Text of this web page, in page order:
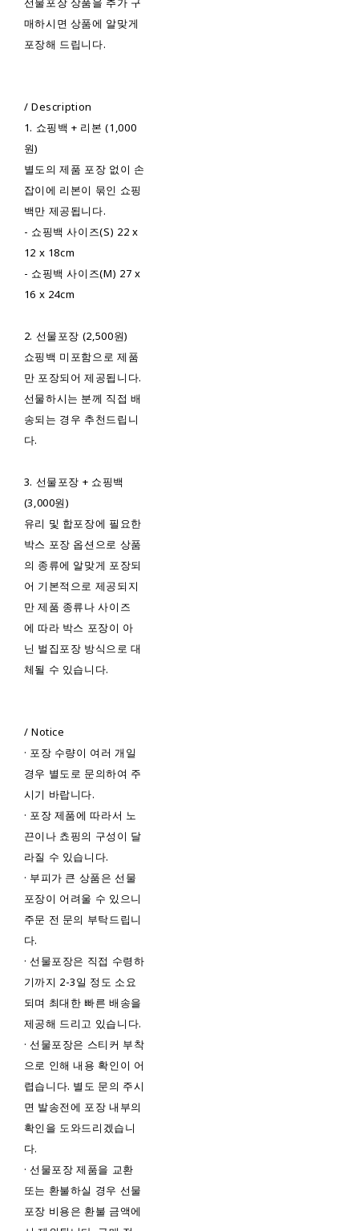
매하시면 상품에 알맞게
포장해 드립니다.
/ Description
1. 쇼핑백 + 리본 (1,000
원)
별도의 제품 포장 없이 손
잡이에 리본이 묶인 쇼핑
백만 제공됩니다.
- 쇼핑백 사이즈(S) 22 x
12 x 18cm
- 쇼핑백 사이즈(M) 27 x
16 x 24cm
2. 선물포장 (2,500원)
쇼핑백 미포함으로 제품
만 포장되어 제공됩니다.
선물하시는 분께 직접 배
송되는 경우 추천드립니
다.
3. 선물포장 + 쇼핑백
(3,000원)
유리 및 합포장에 필요한
박스 포장 옵션으로 상품
의 종류에 알맞게 포장되
어 기본적으로 제공되지
만 제품 종류나 사이즈
에 따라 박스 포장이 아
닌 벌집포장 방식으로 대
체될 수 있습니다.
/ Notice
· 포장 수량이 여러 개일
경우 별도로 문의하여 주
시기 바랍니다.
· 포장 제품에 따라서 노
끈이나 쵸핑의 구성이 달
라질 수 있습니다.
· 부피가 큰 상품은 선물
포장이 어려울 수 있으니
주문 전 문의 부탁드립니
다.
· 선물포장은 직접 수령하
기까지 2-3일 정도 소요
되며 최대한 빠른 배송을
제공해 드리고 있습니다.
· 선물포장은 스티커 부착
으로 인해 내용 확인이 어
렵습니다. 별도 문의 주시
면 발송전에 포장 내부의
확인을 도와드리겠습니
다.
· 선물포장 제품을 교환
또는 환불하실 경우 선물
포장 비용은 환불 금액에